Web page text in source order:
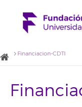
Financiacion-CDTI